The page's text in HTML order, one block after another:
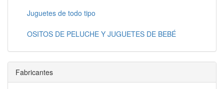
Juguetes de todo tipo
OSITOS DE PELUCHE Y JUGUETES DE BEBÉ
Fabricantes